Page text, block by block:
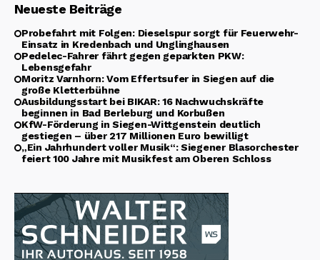
Neueste Beiträge
Probefahrt mit Folgen: Dieselspur sorgt für Feuerwehr-
Einsatz in Kredenbach und Unglinghausen
Pedelec-Fahrer fährt gegen geparkten PKW:
Lebensgefahr
Moritz Varnhorn: Vom Effertsufer in Siegen auf die
große Kletterbühne
Ausbildungsstart bei BIKAR: 16 Nachwuchskräfte
beginnen in Bad Berleburg und Korbußen
KfW-Förderung in Siegen-Wittgenstein deutlich
gestiegen – über 217 Millionen Euro bewilligt
„Ein Jahrhundert voller Musik“: Siegener Blasorchester
feiert 100 Jahre mit Musikfest am Oberen Schloss